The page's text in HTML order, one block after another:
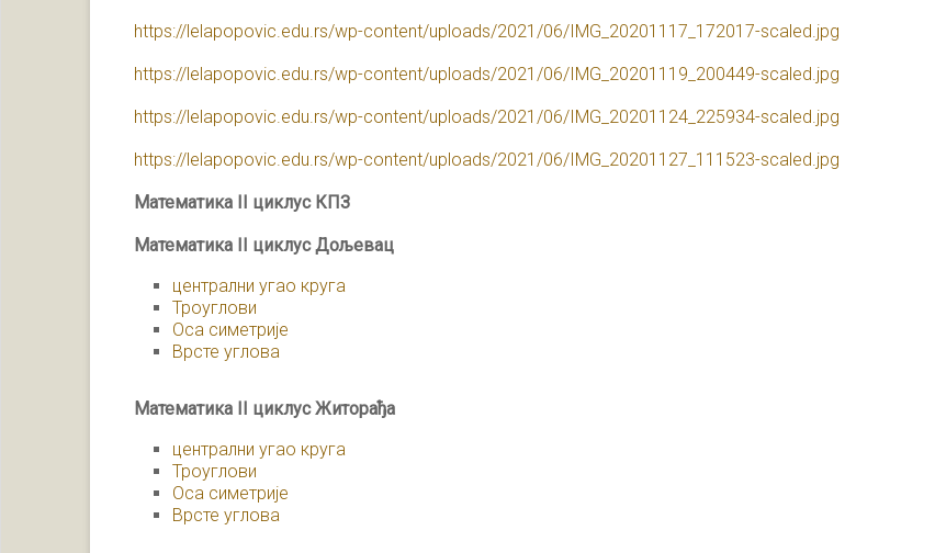
https://lelapopovic.edu.rs/wp-content/uploads/2021/06/IMG_20201117_172017-scaled.jpg
https://lelapopovic.edu.rs/wp-content/uploads/2021/06/IMG_20201119_200449-scaled.jpg
https://lelapopovic.edu.rs/wp-content/uploads/2021/06/IMG_20201124_225934-scaled.jpg
https://lelapopovic.edu.rs/wp-content/uploads/2021/06/IMG_20201127_111523-scaled.jpg
Математика II циклус КПЗ
Математика II циклус Дољевац
централни угао круга
Троуглови
Оса симетрије
Врсте углова
Математика II циклус Житорађа
централни угао круга
Троуглови
Оса симетрије
Врсте углова